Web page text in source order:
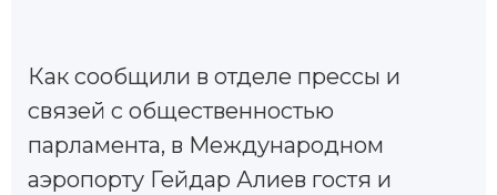
Как сообщили в отделе прессы и
связей с общественностью
парламента, в Международном
аэропорту Гейдар Алиев гостя и